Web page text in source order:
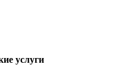
услуги